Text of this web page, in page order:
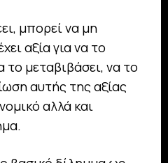
μπορεί να μη
αξία για να το
το μεταβιβάσει, να το
αυτής της αξίας
αλλά και